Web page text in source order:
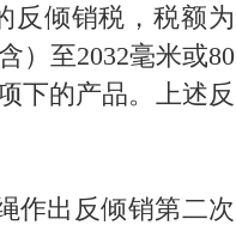
反倾销税，税额为
）至2032毫米或80
下的产品。上述反
作出反倾销第二次